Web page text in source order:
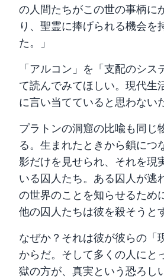
の人間たちがこの世の事柄に
り、聖霊に捧げられる機会を
た。」
「アルコン」を「支配のシス
て読んでみてほしい。現代生
に言い当てていると思わない
プラトンの洞窟の比喩も同じ
る。生まれたときから鎖につ
影だけを見せられ、それを現
いる囚人たち。ある囚人が逃
の世界のことを知らせるため
他の囚人たちは彼を殺そうと
なぜか？それは彼が彼らの「
からだ。そして多くの人にと
獄の方が、真実という恐ろし